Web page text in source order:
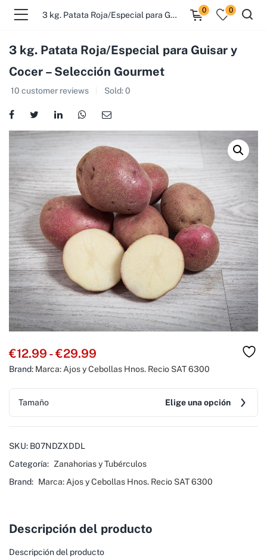
3 kg. Patata Roja/Especial para Guisar y Cocer – Selección Gourmet
0 0
3 kg. Patata Roja/Especial para Guisar y
Cocer – Selección Gourmet
10 customer reviews Sold:0
€12.99 - €29.99
Brand: Marca: Ajos y Cebollas Hnos. Recio SAT 6300
Tamaño Elige una opción
SKU: B07NDZXDDL
Categoría: Zanahorias y Tubérculos
Brand: Marca: Ajos y Cebollas Hnos. Recio SAT 6300
Descripción del producto
Descripción del producto